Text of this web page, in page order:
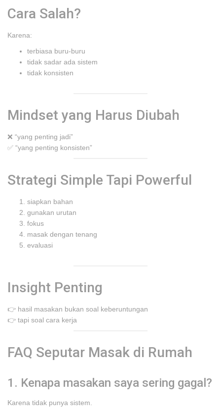
Cara Salah?
Karena:
terbiasa buru-buru
tidak sadar ada sistem
tidak konsisten
Mindset yang Harus Diubah
❌ “yang penting jadi”
✅ “yang penting konsisten”
Strategi Simple Tapi Powerful
siapkan bahan
gunakan urutan
fokus
masak dengan tenang
evaluasi
Insight Penting
👉 hasil masakan bukan soal keberuntungan
👉 tapi soal cara kerja
FAQ Seputar Masak di Rumah
1. Kenapa masakan saya sering gagal?
Karena tidak punya sistem.